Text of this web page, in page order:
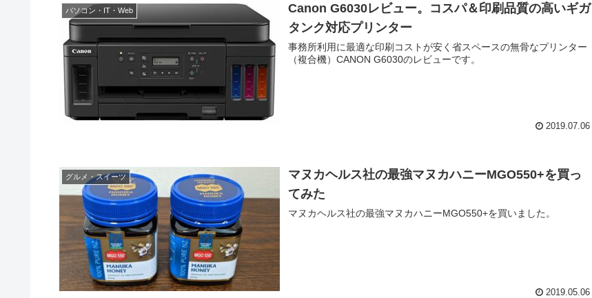
パソコン・IT・Web
Canon G6030レビュー。コスパ＆印刷品質の高いギガ
タンク対応プリンター
事務所利用に最適な印刷コストが安く省スペースの無骨なプリンター
（複合機）CANON G6030のレビューです。
2019.07.06
グルメ・スイーツ
マヌカヘルス社の最強マヌカハニーMGO550+を買っ
てみた
マヌカヘルス社の最強マヌカハニーMGO550+を買いました。
2019.05.06